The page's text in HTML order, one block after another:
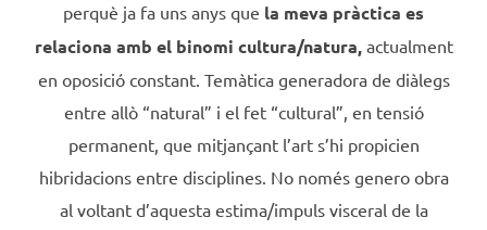
perquè ja fa uns anys que la meva pràctica es
relaciona amb el binomi cultura/natura,actualment
en oposició constant. Temàtica generadora de diàlegs
entre allò “natural” i el fet “cultural”, en tensió
permanent, que mitjançant l’art s’hi propicien
hibridacions entre disciplines. No només genero obra
al voltant d’aquesta estima/impuls visceral de la